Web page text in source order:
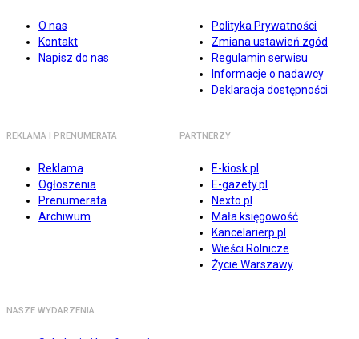
O nas
Kontakt
Napisz do nas
Polityka Prywatności
Zmiana ustawień zgód
Regulamin serwisu
Informacje o nadawcy
Deklaracja dostępności
REKLAMA I PRENUMERATA
Reklama
Ogłoszenia
Prenumerata
Archiwum
PARTNERZY
E-kiosk.pl
E-gazety.pl
Nexto.pl
Mała księgowość
Kancelarierp.pl
Wieści Rolnicze
Życie Warszawy
NASZE WYDARZENIA